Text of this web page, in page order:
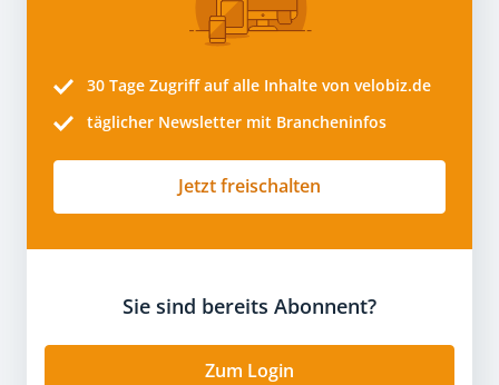
30 Tage Zugriff auf alle Inhalte von velobiz.de
täglicher Newsletter mit Brancheninfos
Jetzt freischalten
Sie sind bereits Abonnent?
Zum Login